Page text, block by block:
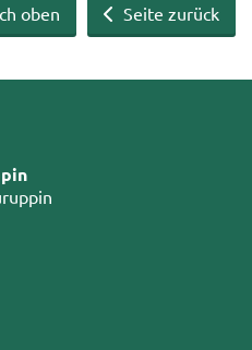
Seite zurück
oben